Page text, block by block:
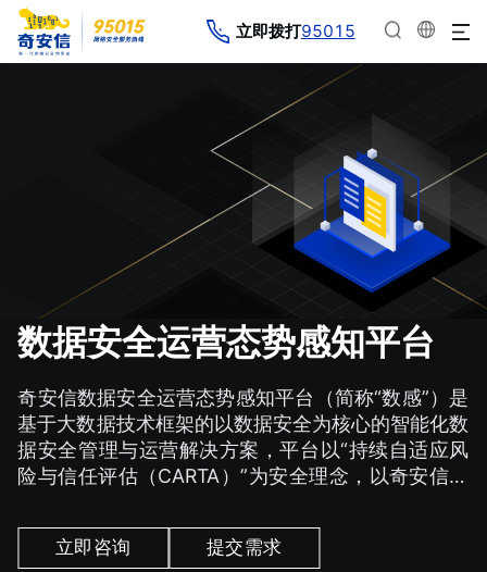
立即拨打95015
数据安全运营态势感知平台
奇安信数据安全运营态势感知平台（简称“数感”）是
基于大数据技术框架的以数据安全为核心的智能化数
据安全管理与运营解决方案，平台以“持续自适应风
险与信任评估（CARTA）”为安全理念，以奇安信全
识别、威胁检测、风险分析与处置能力，帮助政企客
户进行数据资产梳理、分类分级、协同管控、数据流
立即咨询 提交需求